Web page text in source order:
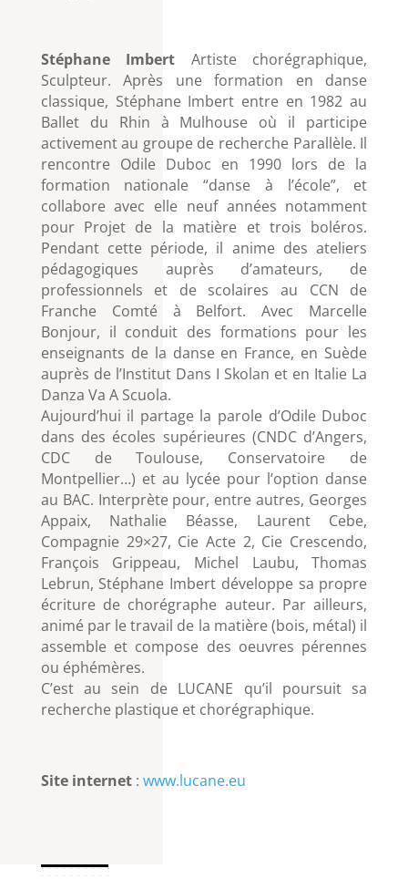
Stéphane Imbert Artiste chorégraphique,
Sculpteur. Après une formation en danse
classique, Stéphane Imbert entre en 1982 au
Ballet du Rhin à Mulhouse où il participe
activement au groupe de recherche Parallèle. Il
rencontre Odile Duboc en 1990 lors de la
formation nationale “danse à l’école”, et
collabore avec elle neuf années notamment
pour Projet de la matière et trois boléros.
Pendant cette période, il anime des ateliers
pédagogiques auprès d’amateurs, de
professionnels et de scolaires au CCN de
Franche Comté à Belfort. Avec Marcelle
Bonjour, il conduit des formations pour les
enseignants de la danse en France, en Suède
auprès de l’Institut Dans I Skolan et en Italie La
Danza Va A Scuola.
Aujourd’hui il partage la parole d’Odile Duboc
dans des écoles supérieures (CNDC d’Angers,
CDC de Toulouse, Conservatoire de
Montpellier…) et au lycée pour l’option danse
au BAC. Interprète pour, entre autres, Georges
Appaix, Nathalie Béasse, Laurent Cebe,
Compagnie 29×27, Cie Acte 2, Cie Crescendo,
François Grippeau, Michel Laubu, Thomas
Lebrun, Stéphane Imbert développe sa propre
écriture de chorégraphe auteur. Par ailleurs,
animé par le travail de la matière (bois, métal) il
assemble et compose des oeuvres pérennes
ou éphémères.
C’est au sein de LUCANE qu’il poursuit sa
recherche plastique et chorégraphique.
Site internet: www.lucane.eu